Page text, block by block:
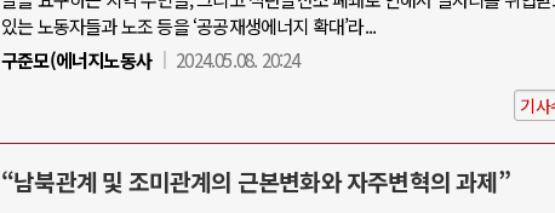
있는 노동자들과 노조 등을 ‘공공재생에너지 확대’라...
구준모(에너지노동사
2024.05.08. 20:24
기사
“남북관계 및 조미관계의 근본변화와 자주변혁의 과제”